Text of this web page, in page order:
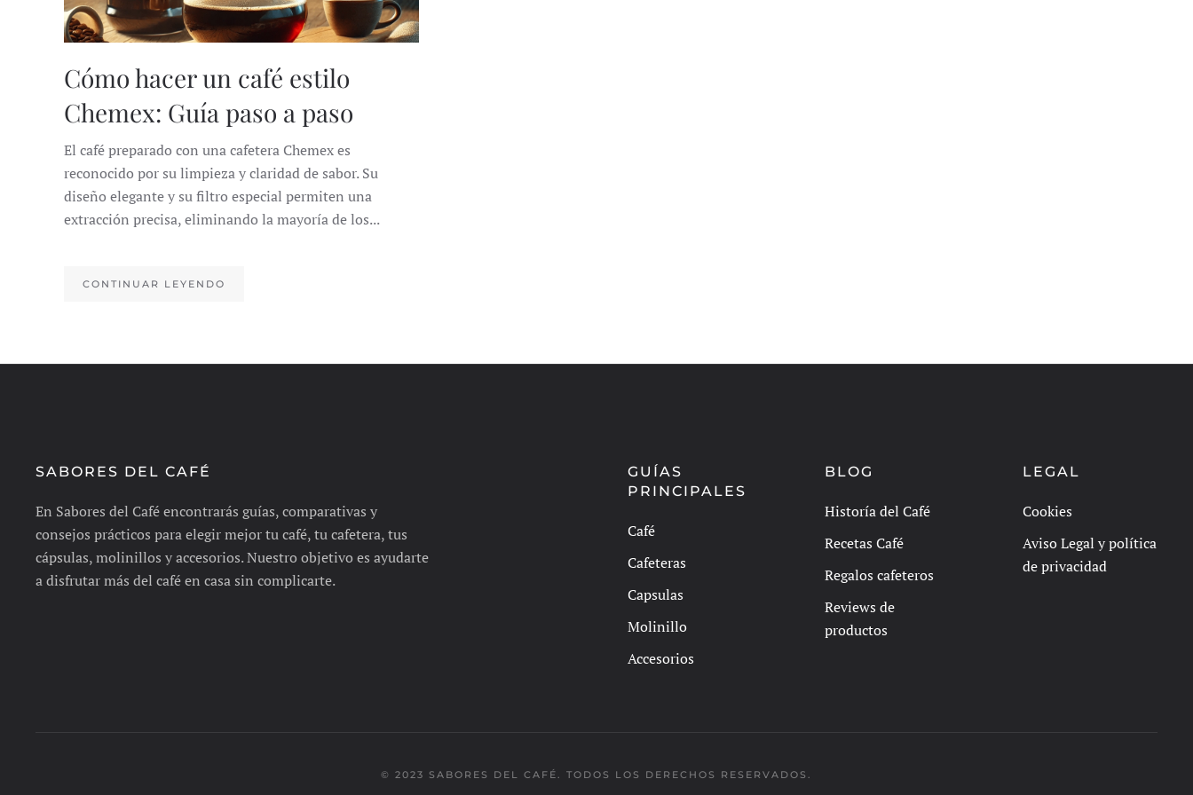
Cómo hacer un café estilo
Chemex: Guía paso a paso
El café preparado con una cafetera Chemex es
reconocido por su limpieza y claridad de sabor. Su
diseño elegante y su filtro especial permiten una
extracción precisa, eliminando la mayoría de los...
CONTINUAR LEYENDO
SABORES DEL CAFÉ
En Sabores del Café encontrarás guías, comparativas y
consejos prácticos para elegir mejor tu café, tu cafetera, tus
cápsulas, molinillos y accesorios. Nuestro objetivo es ayudarte
a disfrutar más del café en casa sin complicarte.
GUÍAS
PRINCIPALES
Café
Cafeteras
Capsulas
Molinillo
Accesorios
BLOG
Historía del Café
Recetas Café
Regalos cafeteros
Reviews de
productos
LEGAL
Cookies
Aviso Legal y política
de privacidad
© 2023 SABORES DEL CAFÉ. TODOS LOS DERECHOS RESERVADOS.